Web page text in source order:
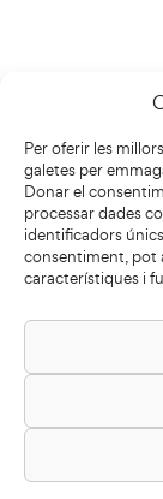
Per oferir les
galetes per
Donar el
processar dades
identificadors
consentiment, pot
característiques i
Biblioteca
Passeig de
08500 Vic